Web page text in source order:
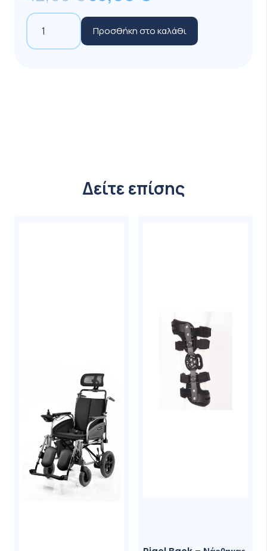
κάθονται σε αυτήν. Κατάλληλη για τα περισσότερα
είδη μπανιέρας.
price
was:
42,00 €.
τρέχουσα
τιμή
είναι:
Mobiak
Κάθισμα
Μπάνιου
Προσθήκη στο καλάθι
Δείτε επίσης